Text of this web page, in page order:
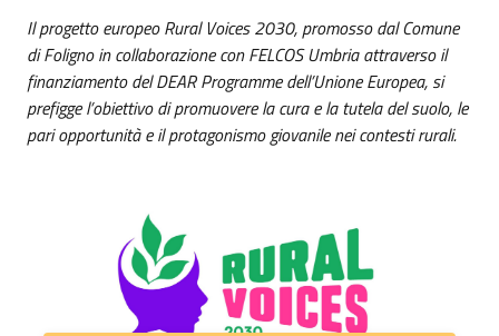
Il progetto europeo Rural Voices 2030, promosso dal Comune
di Foligno in collaborazione con FELCOS Umbria attraverso il
finanziamento del DEAR Programme dell’Unione Europea, si
prefigge l’obiettivo di promuovere la cura e la tutela del suolo, le
pari opportunità e il protagonismo giovanile nei contesti rurali.